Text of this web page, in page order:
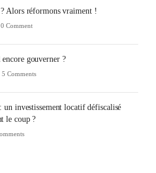
Alors réformons vraiment !
0 Comment
gouverner ?
5 Comments
investissement locatif défiscalisé
le coup ?